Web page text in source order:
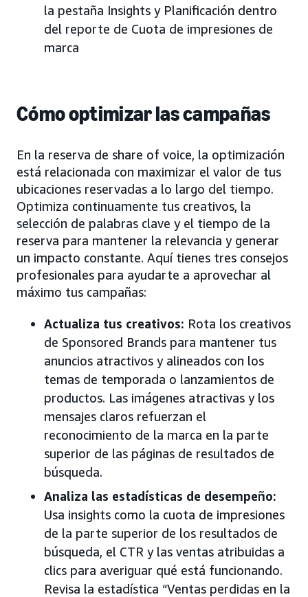
la pestaña Insights y Planificación dentro
del reporte de Cuota de impresiones de
marca
Cómo optimizar las campañas
En la reserva de share of voice, la optimización
está relacionada con maximizar el valor de tus
ubicaciones reservadas a lo largo del tiempo.
Optimiza continuamente tus creativos, la
selección de palabras clave y el tiempo de la
reserva para mantener la relevancia y generar
un impacto constante. Aquí tienes tres consejos
profesionales para ayudarte a aprovechar al
máximo tus campañas:
Actualiza tus creativos: Rota los creativos
de Sponsored Brands para mantener tus
anuncios atractivos y alineados con los
temas de temporada o lanzamientos de
productos. Las imágenes atractivas y los
mensajes claros refuerzan el
reconocimiento de la marca en la parte
superior de las páginas de resultados de
búsqueda.
Analiza las estadísticas de desempeño:
Usa insights como la cuota de impresiones
de la parte superior de los resultados de
búsqueda, el CTR y las ventas atribuidas a
clics para averiguar qué está funcionando.
Revisa la estadística “Ventas perdidas en la